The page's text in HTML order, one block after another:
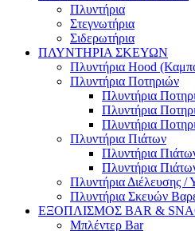
Πλυντήρια
Στεγνωτήρια
Σιδερωτήρια
ΠΛΥΝΤΗΡΙΑ ΣΚΕΥΩΝ
Πλυντήρια Hood
Πλυντήρια Ποτηριών
Πλυντήρια
Πλυντήρια
Πλυντήρια
Πλυντήρια Πιάτων
Πλυντήρια
Πλυντήρια
Πλυντήρια Διέλευσης
Πλυντήρια Σκευών
ΕΞΟΠΛΙΣΜΟΣ BAR &
Μπλέντερ Bar